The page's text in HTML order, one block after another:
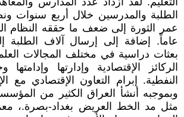
الطلبة والمدرسين خلال أربع سنوات
عاماً. إضافة إلى إرسال آلاف الطلبة
بعثات دراسية في مختلف المجالات
الركائز الإقتصادية وإدارتها
النفطية. إبرام التعاون الإقتصادي مع
وبموجبه أنشأ العراق الكثير من
مثل مد الخط العريض بغداد-بصرة.،